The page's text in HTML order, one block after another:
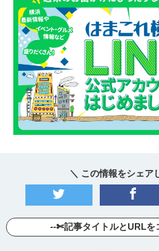
＼ この情報をシェア
--✄記事タイトルとURL